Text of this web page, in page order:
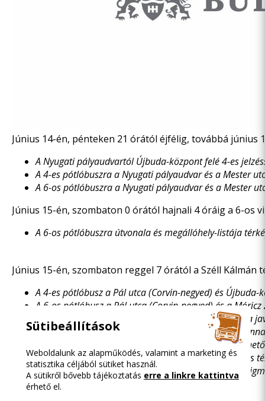
Június 14-én, pénteken 21 órától éjfélig, továbbá június
A Nyugati pályaudvartól Újbuda-központ felé 4-es
A 4-es pótlóbuszra a Nyugati pályaudvar és a Mester
A 6-os pótlóbuszra a Nyugati pályaudvar és a Mester
Június 15-én, szombaton 0 órától hajnali 4 óráig a 6-os
A 6-os pótlóbuszra útvonala és megállóhely-listája
Június 15-én, szombaton reggel 7 órától a Széll
A 4-es pótlóbusz a Pál utca (Corvin-negyed) és
A 6-os pótlóbusz a Pál utca (Corvin-negyed) és a
Aki a pótlóbuszról a metróra kíván átszállni, annak a
Aki a pótlóbuszról a 4-6 villamosra kíván átszállni,
A belváros felé utazók számára alternatív eljutási
a Csepel, Soroksár, Pesterzsébet felől a Boráros
a budai régióból Újbuda-központba, Móricz
Sütibeállítások
Weboldalunk az alapműködés, valamint a marketing és
statisztika céljából sütiket használ.
A sütikről bővebb tájékoztatás erre a linkre kattintva
érhető el.